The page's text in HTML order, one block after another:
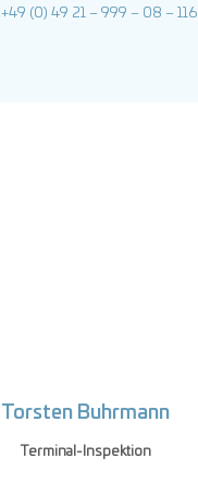
+49 (0) 49 21 – 999 – 08 – 116
Torsten Buhrmann
Terminal-Inspektion